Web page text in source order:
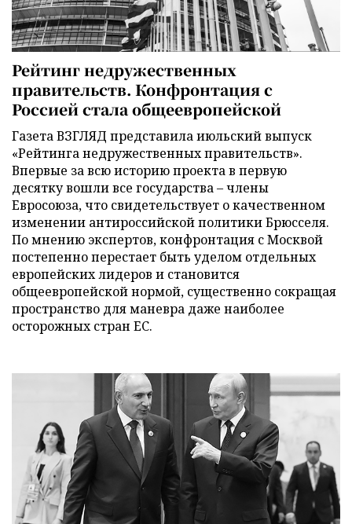
Рейтинг недружественных
правительств. Конфронтация с
Россией стала общеевропейской
Газета ВЗГЛЯД представила июльский выпуск
«Рейтинга недружественных правительств».
Впервые за всю историю проекта в первую
десятку вошли все государства – члены
Евросоюза, что свидетельствует о качественном
изменении антироссийской политики Брюсселя.
По мнению экспертов, конфронтация с Москвой
постепенно перестает быть уделом отдельных
европейских лидеров и становится
общеевропейской нормой, существенно сокращая
пространство для маневра даже наиболее
осторожных стран ЕС.